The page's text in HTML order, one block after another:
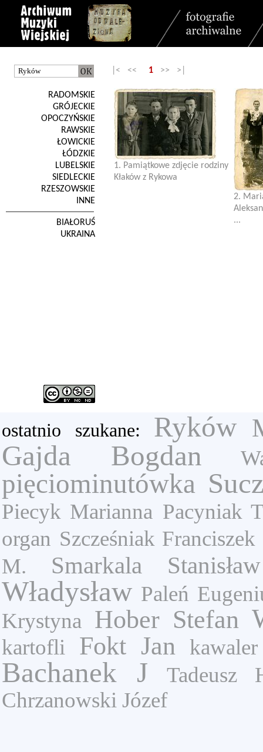
RADOMSKIE
GRÓJECKIE
OPOCZYŃSKIE
RAWSKIE
ŁOWICKIE
ŁÓDZKIE
LUBELSKIE
SIEDLECKIE
RZESZOWSKIE
INNE
BIAŁORUŚ
UKRAINA
|< << 1 >> >|
1. Pamiątkowe zdjęcie rodziny
Kłaków z Rykowa
2.
...
ostatnio szukane: Ryków
Gajda Bogdan
pięciominutówka
Piecyk Marianna Pacyniak
organ Szcześniak Franciszek
M.
Smarkala Stanisław
Władysław Paleń
Krystyna
Hober Stefan
kartofli Fokt Jan kawaler
Bachanek J
Tadeusz
Chrzanowski Józef